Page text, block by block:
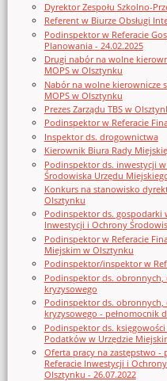
Dyrektor Zespołu Szkolno-
Referent w Biurze Obsługi
Podinspektor w Referacie
Planowania - 24.02.2025
Drugi nabór na wolne
MOPS w Olsztynku
Nabór na wolne kierownicze
MOPS w Olsztynku
Prezes Zarządu TBS w
Podinspektor w Referacie
Inspektor ds. drogownictwa
Kierownik Biura Rady
Podinspektor ds. inwestycji
Środowiska Urzędu
Konkurs na stanowisko
Olsztynku
Podinspektor ds. gospodarki
Inwestycji i Ochrony
Podinspektor w Referacie
Miejskim w Olsztynku
Podinspektor/inspektor w
Podinspektor ds.
kryzysowego
Podinspektor ds.
kryzysowego - pełnomocnik
Podinspektor ds.
Podatków w Urzędzie
Oferta pracy na zastępstwo
Referacie Inwestycji i
Olsztynku - 26.07.2022